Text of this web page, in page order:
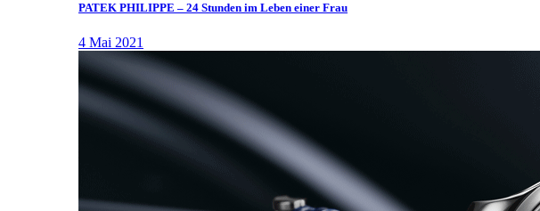
PATEK PHILIPPE – 24 Stunden im Leben einer Frau
4 Mai 2021